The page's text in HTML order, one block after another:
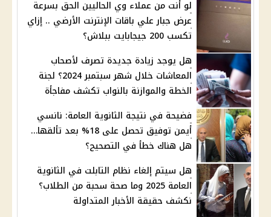
لو أنت من عملاء وي الحاليين الحق بسرعة
عرض جبار علي باقات الإنترنت الأرضي .. إزاي
تكسب 200 جيجابايت ببلاش؟
هل يوجد زيادة جديدة تصرف لأصحاب
المعاشات خلال شهر سبتمبر 2024؟ لجنة
الخطة والموازنة بالنواب تكشف مفاجأة
فضيحة في نتيجة الثانوية العامة: نانسي
أيمن توفيق تحصل على 18% بعد تألقها…
هل هناك خطأ في التصحيح؟
هل سيتم إلغاء نظام التابلت في الثانوية
العامة 2025 وما صحة سحبة من الطلاب؟
نكشف حقيقة الأخبار المتداولة